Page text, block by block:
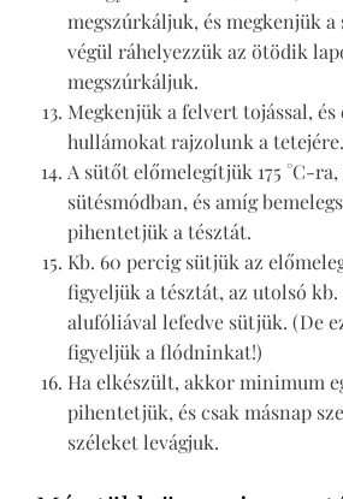
megszúrkáljuk, és megkenjük
végül ráhelyezzük az ötödik
megszúrkáljuk.
Megkenjük a felvert tojással, és
hullámokat rajzolunk a tetejére.
A sütőt előmelegítjük 175 °C-
sütésmódban, és amíg
pihentetjük a tésztát.
Kb. 60 percig sütjük az
figyeljük a tésztát, az utolsó kb.
alufóliával lefedve sütjük. (De
figyeljük a flódninkat!)
Ha elkészült, akkor minimum
pihentetjük, és csak másnap
széleket levágjuk.